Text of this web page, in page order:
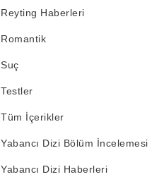
Reyting Haberleri
Romantik
Suç
Testler
Tüm İçerikler
Yabancı Dizi Bölüm İncelemesi
Yabancı Dizi Haberleri